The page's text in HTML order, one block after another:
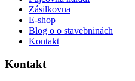
Zásilkovna
E-shop
Blog o o stavebninách
Kontakt
Kontakt